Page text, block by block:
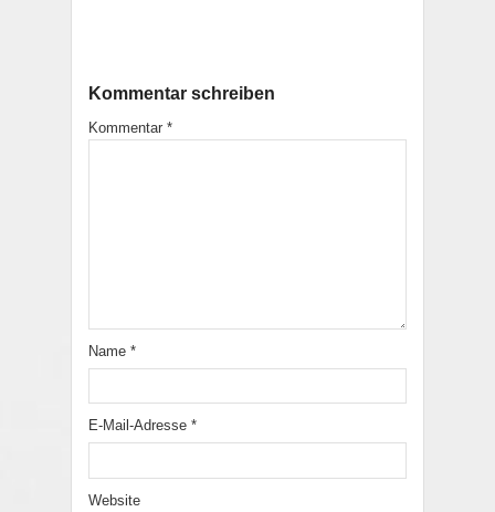
Kommentar schreiben
Kommentar *
Name *
E-Mail-Adresse *
Website